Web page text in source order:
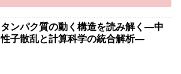
タンパク質の動く構造を読み解く―中
性子散乱と計算科学の統合解析―